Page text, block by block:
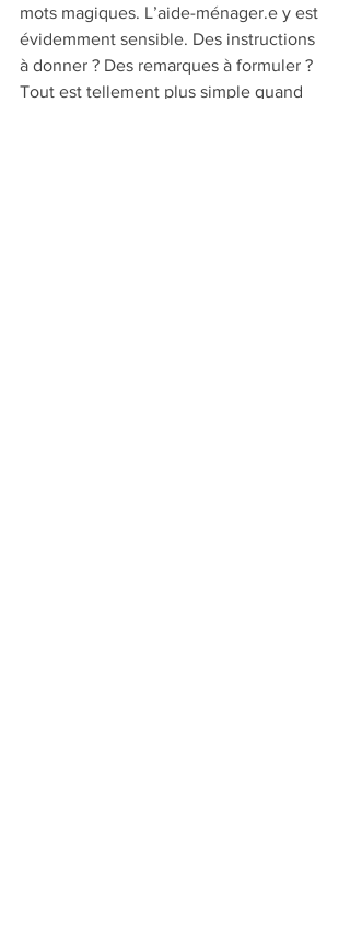
mots magiques. L’aide-ménager.e y est
évidemment sensible. Des instructions
à donner ? Des remarques à formuler ?
Tout est tellement plus simple quand